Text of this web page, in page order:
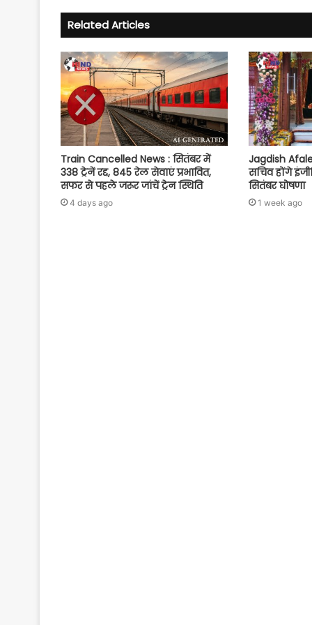
Related Articles
Train Cancelled News : सितंबर में
338 ट्रेनें रद्द, 845 रेल सेवाएं प्रभावित,
सफर से पहले जरूर जांचें ट्रेन स्थिति
4 days ago
Jagdish
सचिव होंगे
सितंबर घोषणा
1 week ago